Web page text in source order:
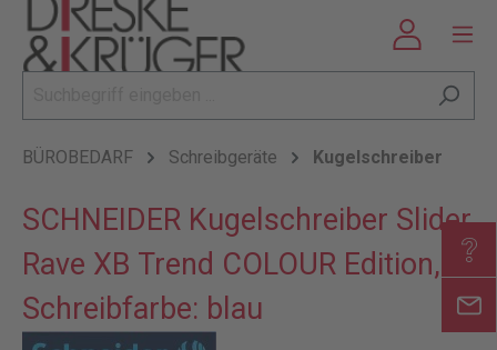
BÜROBEDARF Schreibgeräte Kugelschreiber
SCHNEIDER Kugelschreiber Slider
Rave XB Trend COLOUR Edition,
Schreibfarbe: blau